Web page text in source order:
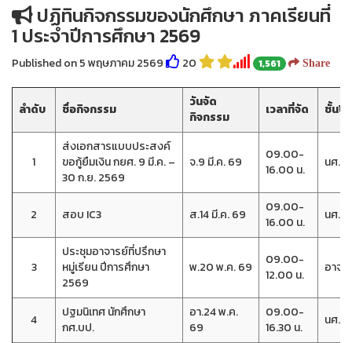
ปฏิทินกิจกรรมของนักศึกษา ภาคเรียนที่
1 ประจำปีการศึกษา 2569
Published on 5 พฤษภาคม 2569 20 1,561 Share
ลำดับ ชื่อกิจกรรม
วันจัด
กิจกรรม
เวลาที่จัด ชั้นปี
1
ส่งเอกสารแบบประสงค์
ขอกู้ยืมเงิน กยศ. 9 มี.ค. –
30 ก.ย. 2569
จ.9 มี.ค. 69
09.00-
16.00 น.
นศ.ก
2 สอบ IC3 ส.14 มี.ค. 69
09.00-
16.00 น.
นศ.ที่
3
ประชุมอาจารย์ที่ปรึกษา
หมู่เรียน ปีการศึกษา
2569
พ.20 พ.ค. 69
09.00-
12.00 น.
อาจ
4
ปฐมนิเทศ นักศึกษา
กศ.บป.
อา.24 พ.ค.
69
09.00-
16.30 น.
นศ.ก